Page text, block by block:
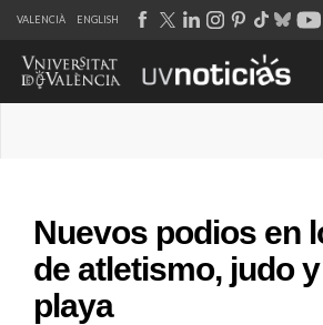
VALENCIÀ ENGLISH
Nuevos podios en
de atletismo, judo
playa